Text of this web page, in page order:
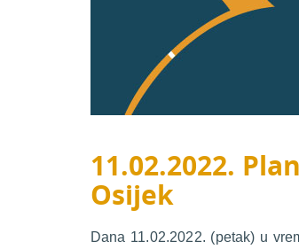
11.02.2022.
Osijek
Dana 11.02.2022. (petak) u